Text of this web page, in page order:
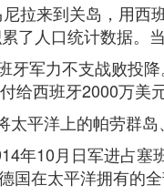
拉来到关岛，用
了人口统计数据。
牙军力不支战败投
给西班牙2000万美元
平洋上的帕劳群岛
年10月日军进占
在太平洋拥有的全